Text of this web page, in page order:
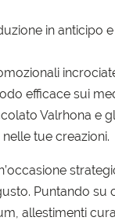
in anticipo
efficace sui
Valrhona e
tue creazioni.
Puntando su
allestimenti